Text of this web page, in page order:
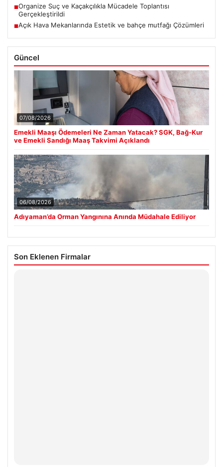
■Organize Suç ve Kaçakçılıkla Mücadele Toplantısı
Gerçekleştirildi
■Açık Hava Mekanlarında Estetik ve bahçe mutfağı Çözümleri
Güncel
07/08/2026
Emekli Maaşı Ödemeleri Ne Zaman Yatacak? SGK, Bağ-Kur
ve Emekli Sandığı Maaş Takvimi Açıklandı
06/08/2026
Adıyaman’da Orman Yangınına Anında Müdahale Ediliyor
Son Eklenen Firmalar